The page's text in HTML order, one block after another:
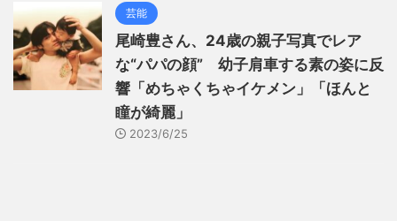
芸能
尾崎豊さん、24歳の親子写真でレア
な“パパの顔” 幼子肩車する素の姿に反
響「めちゃくちゃイケメン」「ほんと
瞳が綺麗」
2023/6/25